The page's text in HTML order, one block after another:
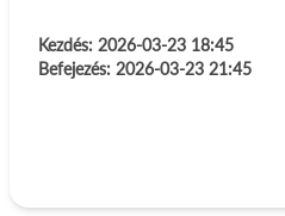
Kezdés: 2026-03-23 18:45
Befejezés: 2026-03-23 21:45